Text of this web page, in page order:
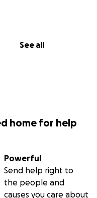
See all
home for help
Powerful
Send help right to
the people and
causes you care about